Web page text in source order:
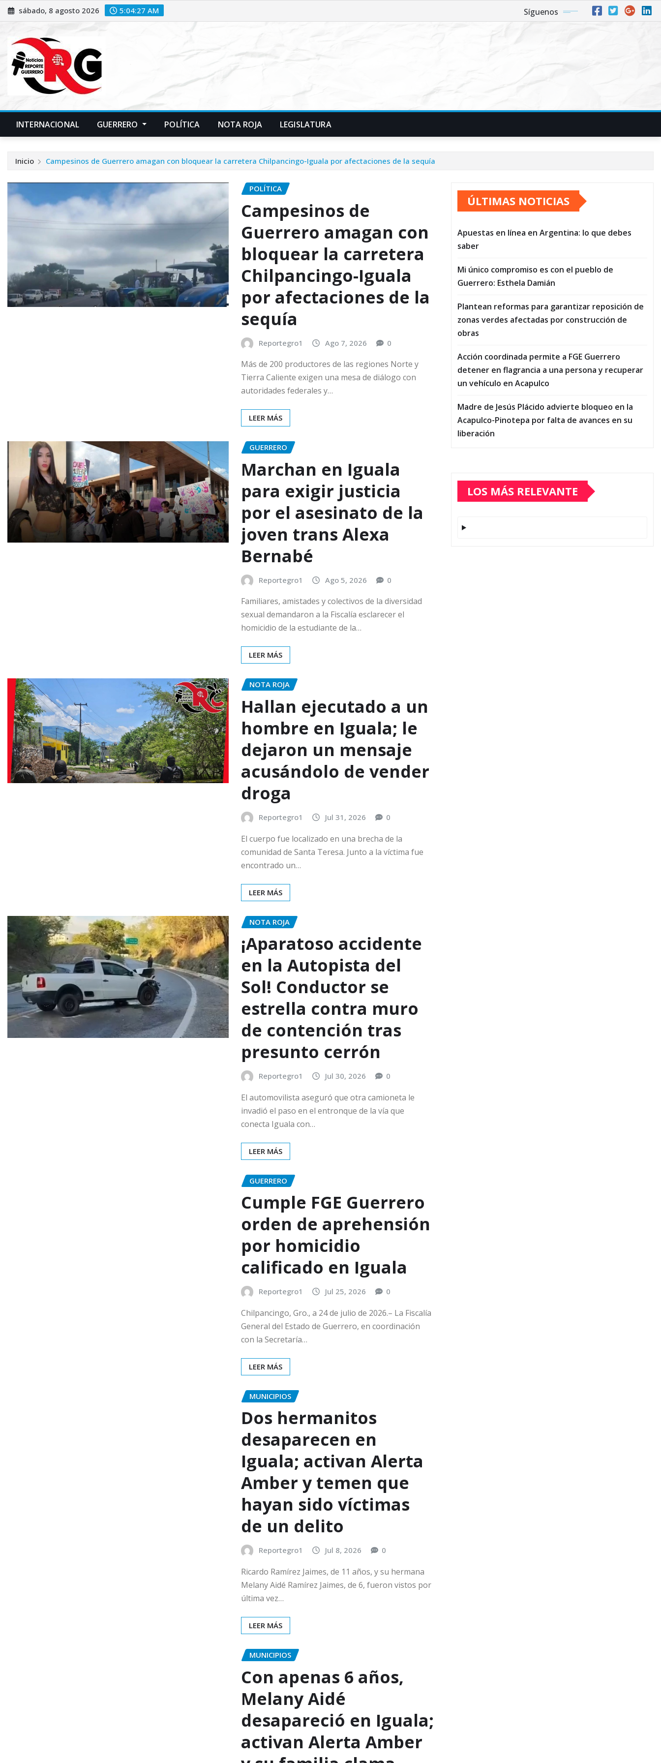
Saltar
al
sábado, 8 agosto 2026 5:04:28 AM Síguenos
INTERNACIONAL GUERRERO POLÍTICA NOTA ROJA LEGISLATURA
Inicio Campesinos de Guerrero amagan con bloquear la carretera Chilpancingo-Iguala por afectaciones de la sequía
POLÍTICA
Campesinos de
Guerrero amagan con
bloquear la carretera
Chilpancingo-Iguala
por afectaciones de la
sequía
Reportegro1 Ago 7, 2026 0
Más de 200 productores de las regiones Norte y
Tierra Caliente exigen una mesa de diálogo con
autoridades federales y…
LEER MÁS
GUERRERO
Marchan en Iguala
para exigir justicia
por el asesinato de la
joven trans Alexa
Bernabé
Reportegro1 Ago 5, 2026 0
Familiares, amistades y colectivos de la diversidad
sexual demandaron a la Fiscalía esclarecer el
homicidio de la estudiante de la…
LEER MÁS
NOTA ROJA
Hallan ejecutado a un
hombre en Iguala; le
dejaron un mensaje
acusándolo de vender
droga
Reportegro1 Jul 31, 2026 0
El cuerpo fue localizado en una brecha de la
comunidad de Santa Teresa. Junto a la víctima fue
encontrado un…
LEER MÁS
NOTA ROJA
¡Aparatoso accidente
en la Autopista del
Sol! Conductor se
estrella contra muro
de contención tras
presunto cerrón
Reportegro1 Jul 30, 2026 0
El automovilista aseguró que otra camioneta le
invadió el paso en el entronque de la vía que
conecta Iguala con…
LEER MÁS
GUERRERO
Cumple FGE Guerrero
orden de aprehensión
por homicidio
calificado en Iguala
Reportegro1 Jul 25, 2026 0
Chilpancingo, Gro., a 24 de julio de 2026.– La Fiscalía
General del Estado de Guerrero, en coordinación
con la Secretaría…
LEER MÁS
MUNICIPIOS
Dos hermanitos
desaparecen en
Iguala; activan Alerta
Amber y temen que
hayan sido víctimas
de un delito
Reportegro1 Jul 8, 2026 0
Ricardo Ramírez Jaimes, de 11 años, y su hermana
Melany Aidé Ramírez Jaimes, de 6, fueron vistos por
última vez…
LEER MÁS
MUNICIPIOS
Con apenas 6 años,
Melany Aidé
desapareció en Iguala;
activan Alerta Amber
ÚLTIMAS NOTICIAS
Apuestas en línea en Argentina: lo que debes
saber
Mi único compromiso es con el pueblo de
Guerrero: Esthela Damián
Plantean reformas para garantizar reposición de
zonas verdes afectadas por construcción de
obras
Acción coordinada permite a FGE Guerrero
detener en flagrancia a una persona y recuperar
un vehículo en Acapulco
Madre de Jesús Plácido advierte bloqueo en la
Acapulco-Pinotepa por falta de avances en su
liberación
LOS MÁS RELEVANTE